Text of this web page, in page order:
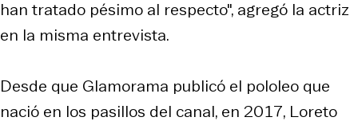
han tratado pésimo al respecto", agregó la actriz
en la misma entrevista.
Desde que Glamorama publicó el pololeo que
nació en los pasillos del canal, en 2017, Loreto